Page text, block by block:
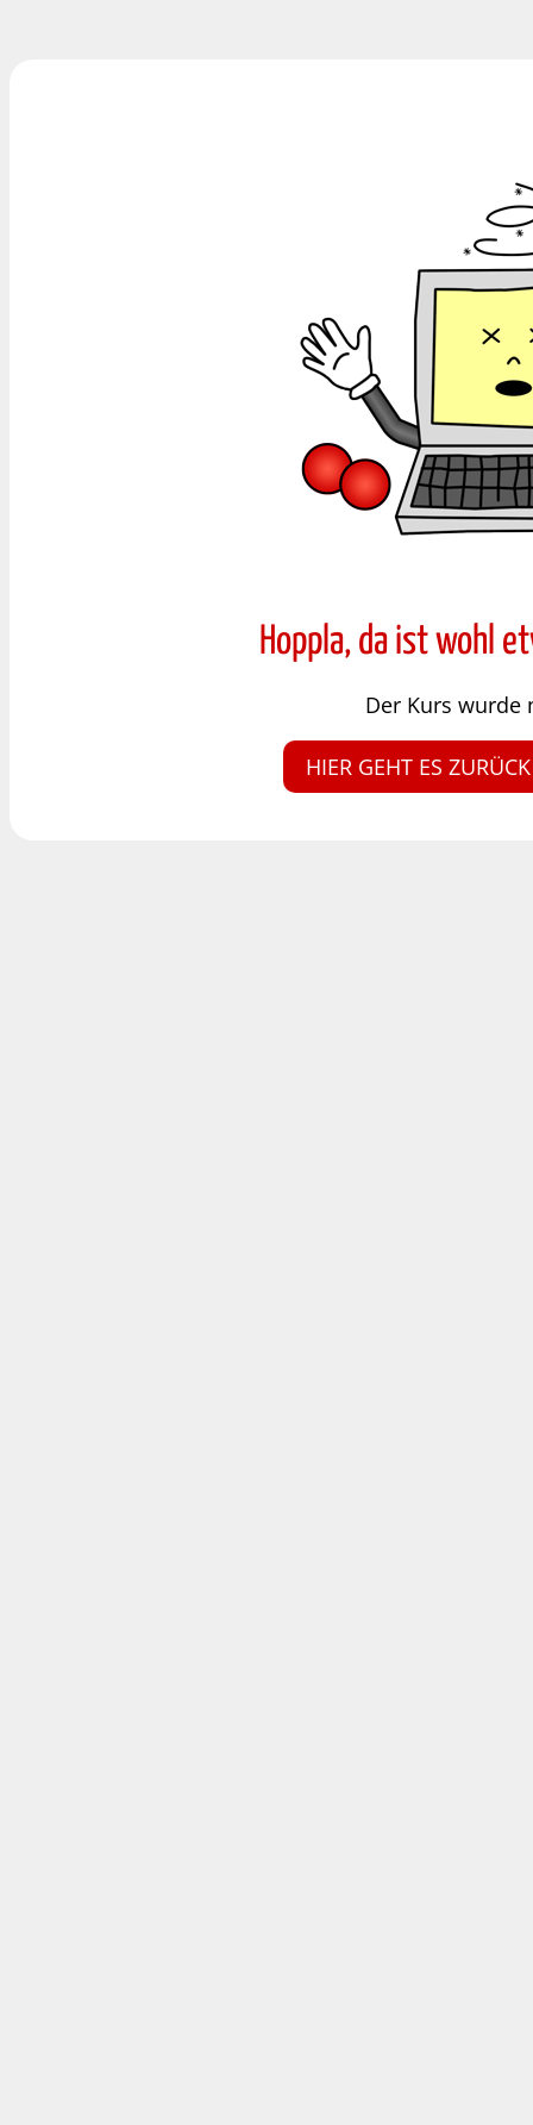
Hoppla, da ist wohl
Der Kurs wurde
HIER GEHT ES